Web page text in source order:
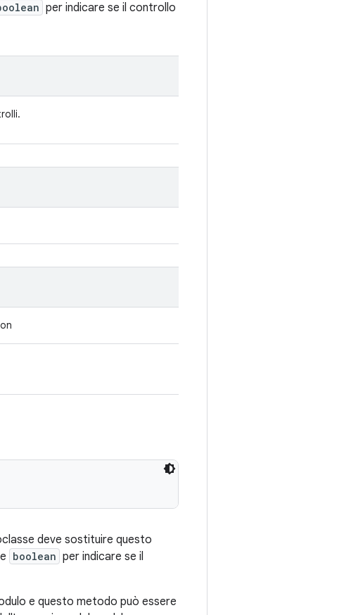
per indicare se il controllo
deve sostituire questo
boolean per indicare se il
e questo metodo può essere